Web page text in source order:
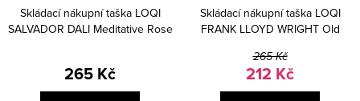
Skládací nákupní taška LOQI
SALVADOR DALI Meditative Rose
265 Kč
Skládací nákupní taška LOQI
FRANK LLOYD WRIGHT Old
265 Kč
212 Kč